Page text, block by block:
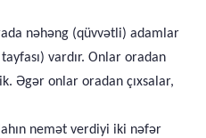
nəhəng (qüvvətli) adamlar
vardır. Onlar oradan
Əgər onlar oradan çıxsalar,
nemət verdiyi iki nəfər